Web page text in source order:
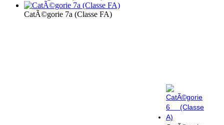
CatÃ©gorie 7a (Classe FA)